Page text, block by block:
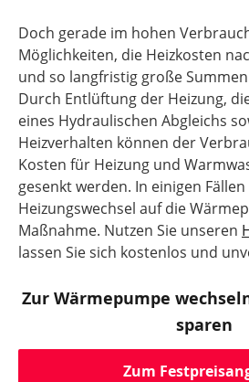
Doch gerade im hohen
Möglichkeiten, die Heizkosten
und so langfristig große
Durch Entlüftung der Heizung,
eines Hydraulischen Abgleichs
Heizverhalten können der
Kosten für Heizung und
gesenkt werden. In einigen
Heizungswechsel auf die
Maßnahme. Nutzen Sie unseren
lassen Sie sich kostenlos und
Zur Wärmepumpe
sparen
Zum